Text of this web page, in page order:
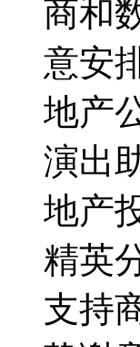
商和
意安
地产
演出
地产
精英
支持